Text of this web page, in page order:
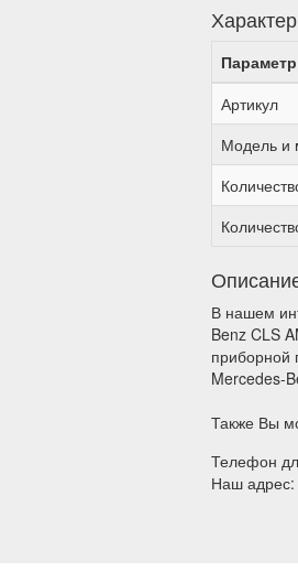
Параметр
Артикул
Модель и
В нашем
Benz CLS
приборной
Mercedes-
Также Вы
Телефон
Наш адрес: